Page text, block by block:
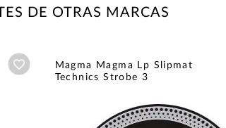
DE OTRAS MARCAS
Añadir a wishlist
Magma Magma Lp Slipmat
Technics Strobe 3